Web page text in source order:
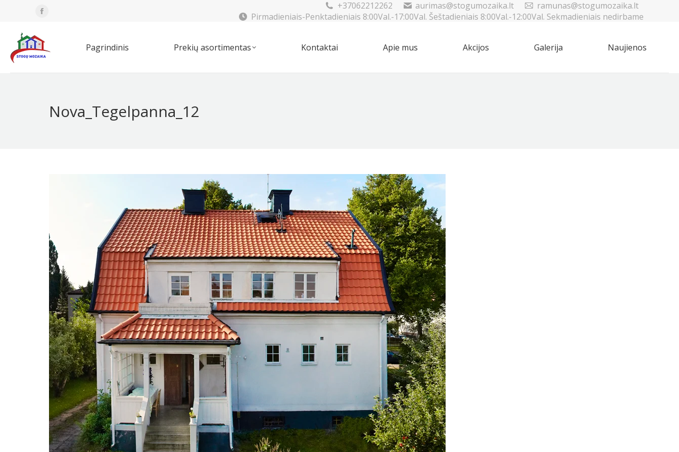
Facebook
opens
in
+37062212262 aurimas@stogumozaika.lt
ramunas@stogumozaika.lt
Pirmadieniais-Penktadieniais 8:00Val.-17:00Val. Šeštadieniais 8:00Val.-12:00Val. Sekmadieniais nedirbame
Pagrindinis Prekių asortimentas Kontaktai Apie mus Akcijos Galerija Naujienos
Nova_Tegelpanna_12
Prekių asortimentas Kontaktai Apie mus Akcijos Galerija Naujienos